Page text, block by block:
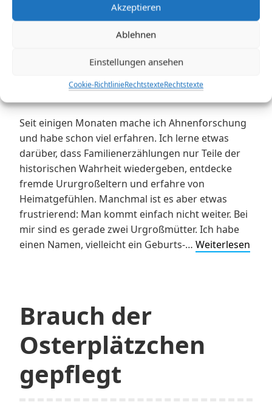
Akzeptieren
Ablehnen
Einstellungen ansehen
Cookie-RichtlinieRechtstexteRechtstexte
Seit einigen Monaten mache ich Ahnenforschung
und habe schon viel erfahren. Ich lerne etwas
darüber, dass Familienerzählungen nur Teile der
historischen Wahrheit wiedergeben, entdecke
fremde Ururgroßeltern und erfahre von
Heimatgefühlen. Manchmal ist es aber etwas
frustrierend: Man kommt einfach nicht weiter. Bei
mir sind es gerade zwei Urgroßmütter. Ich habe
einen Namen, vielleicht ein Geburts-… Weiterlesen
Brauch der
Osterplätzchen
gepflegt